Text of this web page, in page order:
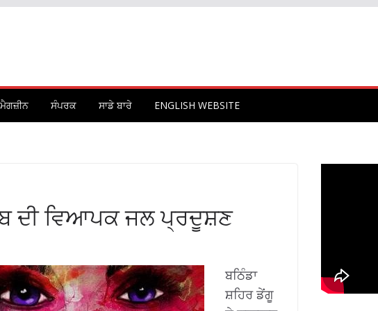
ਮੈਗਜ਼ੀਨ ਸੰਪਰਕ ਸਾਡੇ ਬਾਰੇ ENGLISH WEBSITE
ਦੀ ਵਿਆਪਕ ਜਲ ਪ੍ਰਦੂਸ਼ਣ
ਬਠਿੰਡਾ
ਸ਼ਹਿਰ ਡੇਂਗੂ